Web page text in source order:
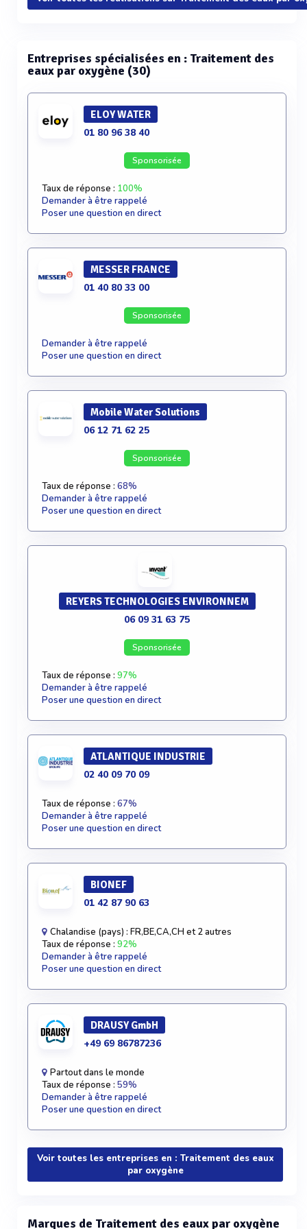
Entreprises spécialisées en : Traitement des
eaux par oxygène (30)
ELOY WATER
01 80 96 38 40
Sponsorisée
Taux de réponse : 100%
Demander à être rappelé
Poser une question en direct
MESSER FRANCE
01 40 80 33 00
Sponsorisée
Demander à être rappelé
Poser une question en direct
Mobile Water Solutions
06 12 71 62 25
Sponsorisée
Taux de réponse : 68%
Demander à être rappelé
Poser une question en direct
REYERS TECHNOLOGIES ENVIRONNEM
06 09 31 63 75
Sponsorisée
Taux de réponse : 97%
Demander à être rappelé
Poser une question en direct
ATLANTIQUE INDUSTRIE
02 40 09 70 09
Taux de réponse : 67%
Demander à être rappelé
Poser une question en direct
BIONEF
01 42 87 90 63
Chalandise (pays) : FR,BE,CA,CH et 2 autres
Taux de réponse : 92%
Demander à être rappelé
Poser une question en direct
DRAUSY GmbH
+49 69 86787236
Partout dans le monde
Taux de réponse : 59%
Demander à être rappelé
Poser une question en direct
Voir toutes les entreprises en : Traitement des eaux
par oxygène
Marques de Traitement des eaux par oxygène